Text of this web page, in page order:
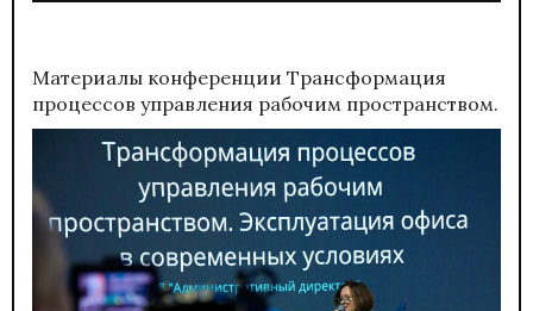
Материалы конференции Трансформация
процессов управления рабочим пространством.